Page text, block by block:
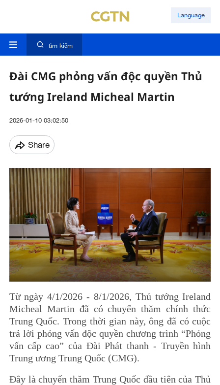
Language
tìm kiếm
Đài CMG phỏng vấn độc quyền Thủ
tướng Ireland Micheal Martin
2026-01-10 03:02:50
Share
Từ ngày 4/1/2026 - 8/1/2026, Thủ tướng Ireland
Micheal Martin đã có chuyến thăm chính thức
Trung Quốc. Trong thời gian này, ông đã có cuộc
trả lời phỏng vấn độc quyền chương trình “Phỏng
vấn cấp cao” của Đài Phát thanh - Truyền hình
Trung ương Trung Quốc (CMG).
Đây là chuyến thăm Trung Quốc đầu tiên của Thủ